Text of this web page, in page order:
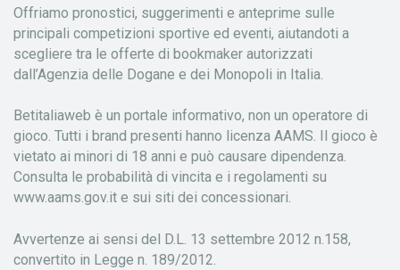
Offriamo pronostici, suggerimenti e anteprime sulle
principali competizioni sportive ed eventi, aiutandoti a
scegliere tra le offerte di bookmaker autorizzati
dall’Agenzia delle Dogane e dei Monopoli in Italia.
Betitaliaweb è un portale informativo, non un operatore di
gioco. Tutti i brand presenti hanno licenza AAMS. Il gioco è
vietato ai minori di 18 anni e può causare dipendenza.
Consulta le probabilità di vincita e i regolamenti su
www.aams.gov.it e sui siti dei concessionari.
Avvertenze ai sensi del D.L. 13 settembre 2012 n.158,
convertito in Legge n. 189/2012.